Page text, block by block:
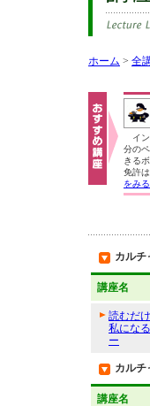
ホーム > 全
イン
分の
きる
免許
をみる
カルチ
講座名
読むだ
私にな
ー
カルチ
講座名